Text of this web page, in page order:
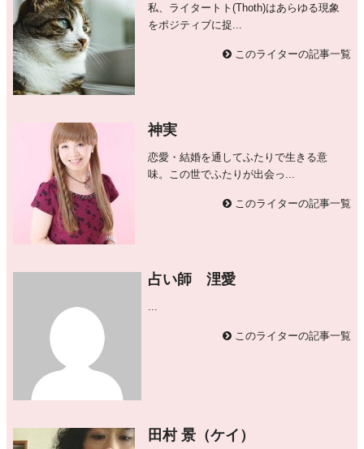
私、ライタートト(Thoth)はあらゆる現象
をポジティブに捉...
このライターの記事一覧
神実
恋愛・結婚を通してふたりで生きる意
味。この世でふたりが出会っ...
このライターの記事一覧
占い師 浬愛
...
このライターの記事一覧
田村 景（ケイ）